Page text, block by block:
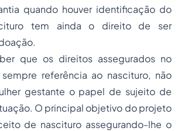
quando houver identificação do
tem ainda o direito de ser
que os direitos assegurados no
referência ao nascituro, não
gestante o papel de sujeito de
O principal objetivo do projeto
de nascituro assegurando-lhe o